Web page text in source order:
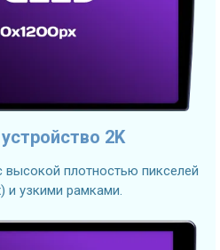
2K
высокой плотностью пикселей
и узкими рамками.